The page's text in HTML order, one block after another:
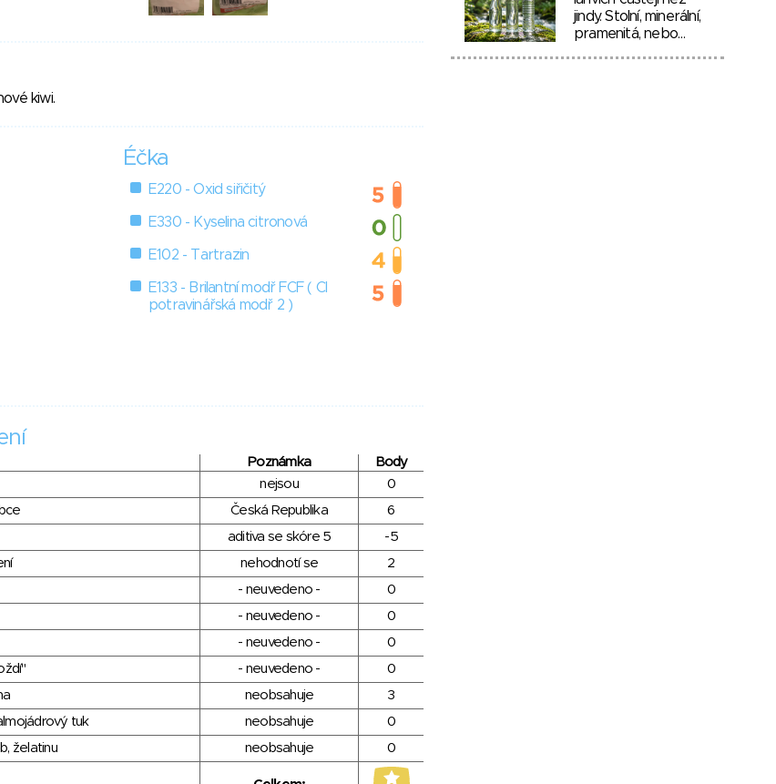
kiwi.
Éčka
E220 - Oxid siřičitý
E330 - Kyselina citronová
E102 - Tartrazin
E133 - Brilantní modř FCF ( Cl
potravinářská modř 2 )
Poznámka
Body
nejsou
0
Česká Republika
6
aditiva se skóre 5
-5
nehodnotí se
2
- neuvedeno -
0
- neuvedeno -
0
- neuvedeno -
0
- neuvedeno -
0
neobsahuje
3
tuk
neobsahuje
0
želatinu
neobsahuje 0
jindy. Stolní, minerální,
pramenitá, nebo…